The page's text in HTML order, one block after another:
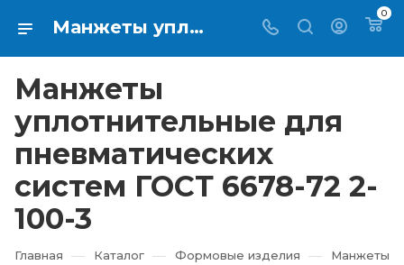
Манжеты уплотнительные для пневматических систем ГОСТ 6678-72 2-100-3 купить в Екатеринбурге ⇨ RTI-KUPI
0
Манжеты
уплотнительные для
пневматических
систем ГОСТ 6678-72 2-
100-3
Главная — Каталог — Формовые изделия — Манжеты